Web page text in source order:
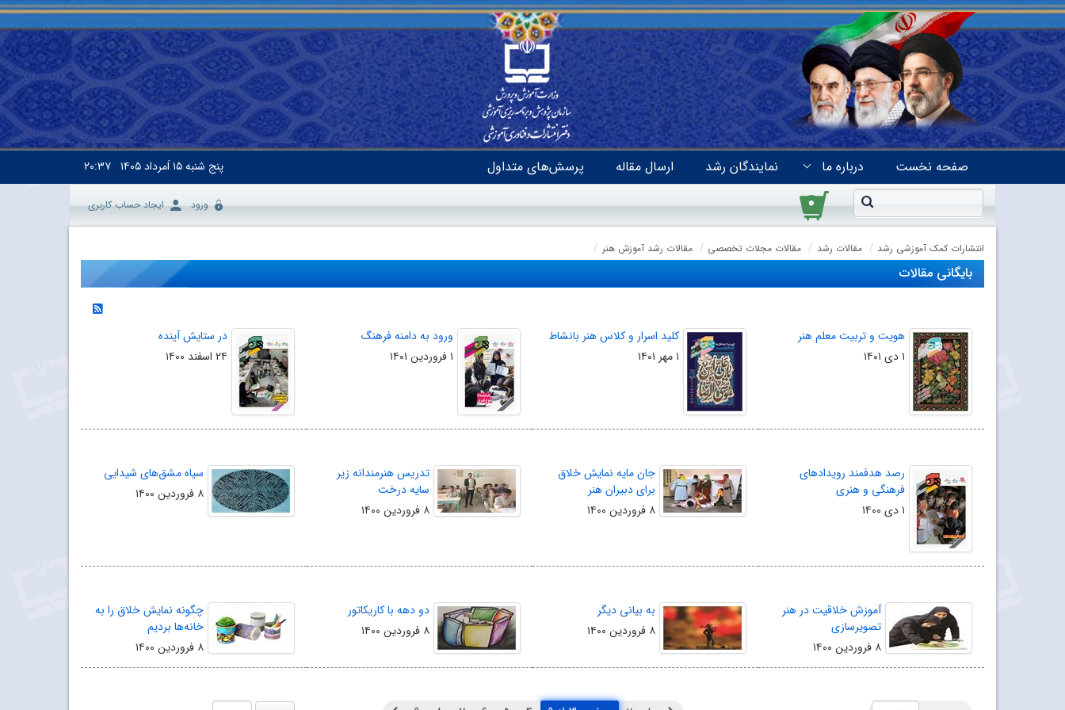
صفحه نخست درباره ما نمایندگان رشد ارسال مقاله پرسش‌های متداول پنج شنبه۱۵ اَمرداد ۱۴۰۵ ۲۰:۳۷
۰ ورود ایجاد حساب کاربری
انتشارات کمک آموزشی رشد مقالات رشد مقالات مجلات تخصصی مقالات رشد آموزش هنر
بایگانی مقالات
هویت و تربیت معلم هنر
۱ دی ۱۴۰۱
کلید اسرار و کلاس هنر بانشاط
۱ مهر ۱۴۰۱
ورود به دامنه فرهنگ
۱ فروردین ۱۴۰۱
در ستایش آینده
۲۴ اسفند ۱۴۰۰
رصد هدفمند رویدادهای
فرهنگی و هنری
۱ دی ۱۴۰۰
جان مایه نمایش خلاق
برای دبیران هنر
۸ فروردین ۱۴۰۰
تدریس هنرمندانه زیر
سایه درخت
۸ فروردین ۱۴۰۰
سیاه مشق‌های شیدایی
۸ فروردین ۱۴۰۰
آموزش خلاقیت در هنر
تصویرسازی
۸ فروردین ۱۴۰۰
به بیانی دیگر
۸ فروردین ۱۴۰۰
دو دهه با کاریکاتور
۸ فروردین ۱۴۰۰
چگونه نمایش خلاق را به
خانه‌ها بردیم
۸ فروردین ۱۴۰۰